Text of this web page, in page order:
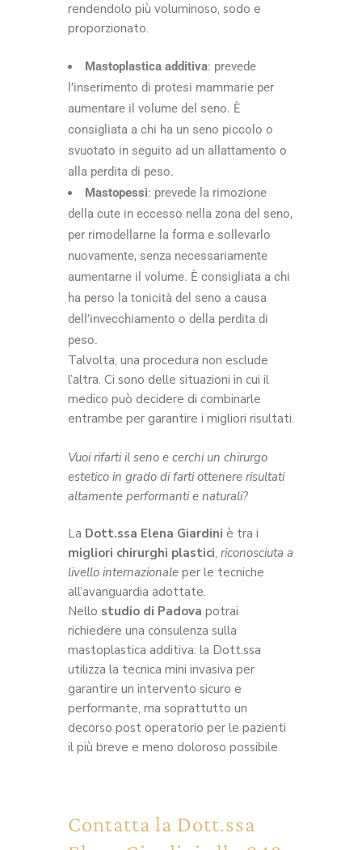
rendendolo più voluminoso, sodo e
proporzionato.
Mastoplastica additiva: prevede
l’inserimento di protesi mammarie per
aumentare il volume del seno. È
consigliata a chi ha un seno piccolo o
svuotato in seguito ad un allattamento o
alla perdita di peso.
Mastopessi: prevede la rimozione
della cute in eccesso nella zona del seno,
per rimodellarne la forma e sollevarlo
nuovamente, senza necessariamente
aumentarne il volume. È consigliata a chi
ha perso la tonicità del seno a causa
dell’invecchiamento o della perdita di
peso.
Talvolta, una procedura non esclude
l’altra. Ci sono delle situazioni in cui il
medico può decidere di combinarle
entrambe per garantire i migliori risultati.
Vuoi rifarti il seno e cerchi un chirurgo
estetico in grado di farti ottenere risultati
altamente performanti e naturali?
La Dott.ssa Elena Giardini è tra i
migliori chirurghi plastici, riconosciuta a
livello internazionale per le tecniche
all’avanguardia adottate.
Nello studio di Padova potrai
richiedere una consulenza sulla
mastoplastica additiva: la Dott.ssa
utilizza la tecnica mini invasiva per
garantire un intervento sicuro e
performante, ma soprattutto un
decorso post operatorio per le pazienti
il più breve e meno doloroso possibile
Contatta la Dott.ssa